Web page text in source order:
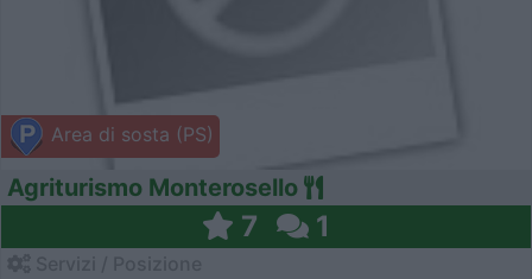
Area di sosta (PS)
Agriturismo Monterosello
7 1